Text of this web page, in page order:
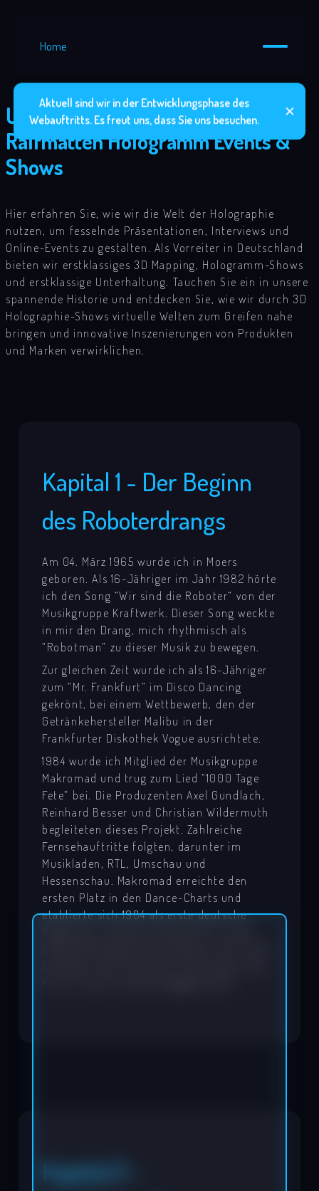
Aktuell sind wir in der Entwicklungsphase des
Webauftritts. Es freut uns, dass Sie uns besuchen.
Unsere Entstehungsgeschichte:
Ralfmatten Hologramm Events &
Shows
Hier erfahren Sie, wie wir die Welt der Holographie
nutzen, um fesselnde Präsentationen, Interviews und
Online-Events zu gestalten. Als Vorreiter in Deutschland
bieten wir erstklassiges 3D Mapping, Hologramm-Shows
und erstklassige Unterhaltung. Tauchen Sie ein in unsere
spannende Historie und entdecken Sie, wie wir durch 3D
Holographie-Shows virtuelle Welten zum Greifen nahe
bringen und innovative Inszenierungen von Produkten
und Marken verwirklichen.
Kapital 1 - Der Beginn
des Roboterdrangs
Am 04. März 1965 wurde ich in Moers
geboren. Als 16-Jähriger im Jahr 1982 hörte
ich den Song “Wir sind die Roboter“ von der
Musikgruppe Kraftwerk. Dieser Song weckte
in mir den Drang, mich rhythmisch als
“Robotman“ zu dieser Musik zu bewegen.
Zur gleichen Zeit wurde ich als 16-Jähriger
zum “Mr. Frankfurt“ im Disco Dancing
gekrönt, bei einem Wettbewerb, den der
Getränkehersteller Malibu in der
Frankfurter Diskothek Vogue ausrichtete.
1984 wurde ich Mitglied der Musikgruppe
Makromad und trug zum Lied “1000 Tage
Fete“ bei. Die Produzenten Axel Gundlach,
Reinhard Besser und Christian Wildermuth
begleiteten dieses Projekt. Zahlreiche
Fernsehauftritte folgten, darunter im
Musikladen, RTL, Umschau und
Hessenschau. Makromad erreichte den
ersten Platz in den Dance-Charts und
etablierte sich 1984 als erste deutsche
Kapital 2 -